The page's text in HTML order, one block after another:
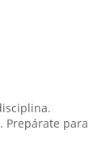
Prepárate para